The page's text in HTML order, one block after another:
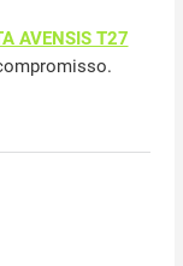
AVENSIS T27